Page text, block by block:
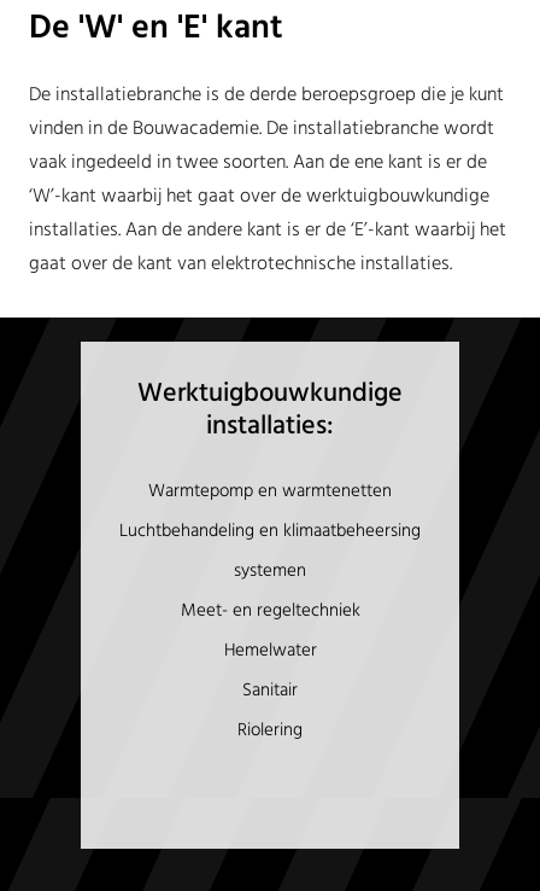
De 'W' en 'E' kant
De installatiebranche is de derde beroepsgroep die je kunt
vinden in de Bouwacademie. De installatiebranche wordt
vaak ingedeeld in twee soorten. Aan de ene kant is er de
‘W’-kant waarbij het gaat over de werktuigbouwkundige
installaties. Aan de andere kant is er de ‘E’-kant waarbij het
gaat over de kant van elektrotechnische installaties.
Werktuigbouwkundige
installaties:
Warmtepomp en warmtenetten
Luchtbehandeling en klimaatbeheersing
systemen
Meet- en regeltechniek
Hemelwater
Sanitair
Riolering